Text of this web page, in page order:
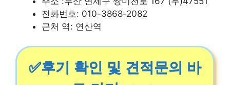
전화번호: 010-3868-2082
근처 역: 연산역
✅후기 확인 및 견적문의 바